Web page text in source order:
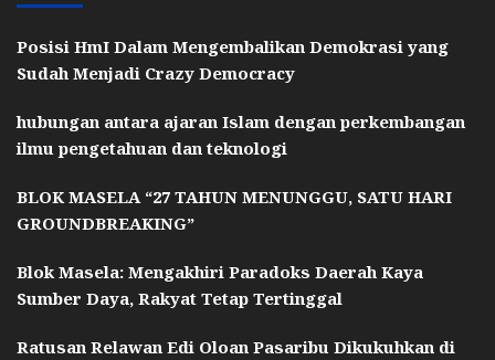
Posisi HmI Dalam Mengembalikan Demokrasi yang
Sudah Menjadi Crazy Democracy
hubungan antara ajaran Islam dengan perkembangan
ilmu pengetahuan dan teknologi
BLOK MASELA “27 TAHUN MENUNGGU, SATU HARI
GROUNDBREAKING”
Blok Masela: Mengakhiri Paradoks Daerah Kaya
Sumber Daya, Rakyat Tetap Tertinggal
Ratusan Relawan Edi Oloan Pasaribu Dikukuhkan di